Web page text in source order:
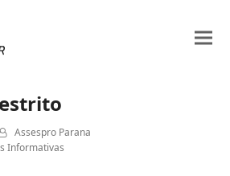
Assespro Parana
Informativas